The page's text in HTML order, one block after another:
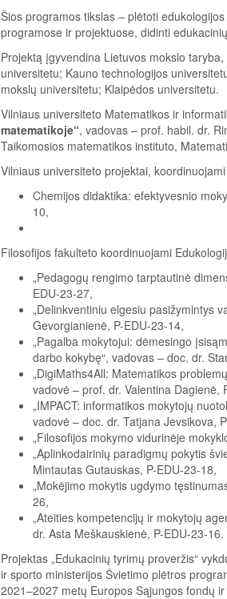
Šios programos tikslas – plėtoti
programose ir projektuose, didinti
Projektą įgyvendina Lietuvos mokslo
universitetu; Kauno technologijos
mokslų universitetu; Klaipėdos universitetu.
Vilniaus universiteto Matematikos ir
matematikoje“, vadovas – prof. habil. dr.
Taikomosios matematikos instituto,
Vilniaus universiteto projektai,
Chemijos didaktika: efektyvesnio
10,
Filosofijos fakulteto koordinuojami
„Pedagogų rengimo tarptautinė
EDU-23-27,
„Delinkventiniu elgesiu pasižymintys
Gevorgianienė, P-EDU-23-14,
„Pagalba mokytojui: dėmesingo
darbo kokybę“, vadovas – doc. dr.
„DigiMaths4All: Matematikos
vadovė – prof. dr. Valentina Dagienė,
„IMPACT: informatikos mokytojų
vadovė – doc. dr. Tatjana Jevsikova,
„Filosofijos mokymo vidurinėje
„Aplinkodairinių paradigmų pokytis
Mintautas Gutauskas, P-EDU-23-18,
„Mokėjimo mokytis ugdymo
26,
„Ateities kompetencijų ir mokytojų
dr. Asta Meškauskienė, P-EDU-23-16.
Projektas „Edukacinių tyrimų proveržis“
ir sporto ministerijos Švietimo plėtros
2021‒2027 metų Europos Sąjungos fondų